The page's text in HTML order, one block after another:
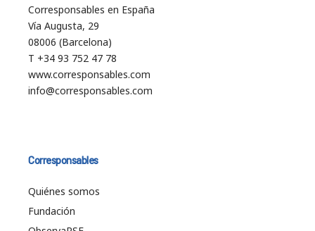
Corresponsables en España
Vía Augusta, 29
08006 (Barcelona)
T +34 93 752 47 78
www.corresponsables.com
info@corresponsables.com
Corresponsables
Quiénes somos
Fundación